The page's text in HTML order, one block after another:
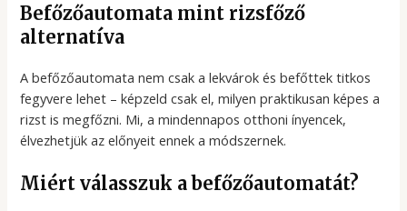
Befőzőautomata mint rizsfőző
alternatíva
A befőzőautomata nem csak a lekvárok és befőttek titkos
fegyvere lehet – képzeld csak el, milyen praktikusan képes a
rizst is megfőzni. Mi, a mindennapos otthoni ínyencek,
élvezhetjük az előnyeit ennek a módszernek.
Miért válasszuk a befőzőautomatát?